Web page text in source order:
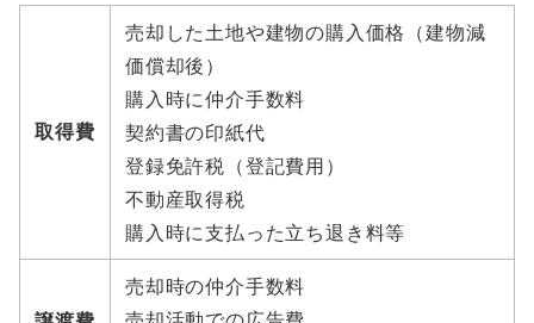
取得費
売却した土地や建物の購入価格（建物減
価償却後）
購入時に仲介手数料
契約書の印紙代
登録免許税（登記費用）
不動産取得税
購入時に支払った立ち退き料等
売却時の仲介手数料